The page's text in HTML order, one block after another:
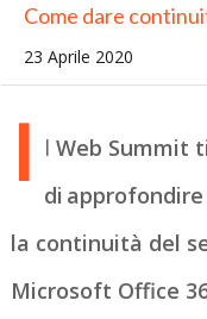
Come dare
23 Aprile 2020
I lWeb Summit
di approfondire
la continuità del
Microsoft Office